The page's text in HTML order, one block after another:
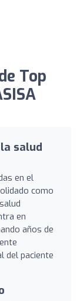
Top
salud
en el
como
en
años de
del paciente